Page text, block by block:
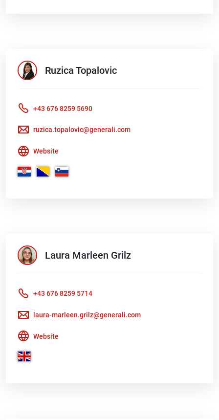
Ruzica Topalovic
+43 676 8259 5690
ruzica.topalovic@generali.com
Website
Laura Marleen Grilz
+43 676 8259 5714
laura-marleen.grilz@generali.com
Website